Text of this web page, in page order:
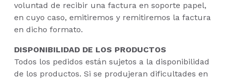
voluntad de recibir una factura en soporte papel,
en cuyo caso, emitiremos y remitiremos la factura
en dicho formato.
DISPONIBILIDAD DE LOS PRODUCTOS
Todos los pedidos están sujetos a la disponibilidad
de los productos. Si se produjeran dificultades en